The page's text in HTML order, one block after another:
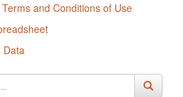
and Conditions of Use
Data